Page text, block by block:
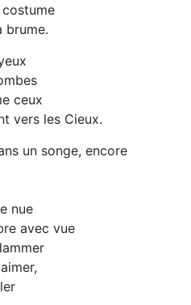
brume.
ceux
vers les Cieux.
un songe, encore
nue
avec vue